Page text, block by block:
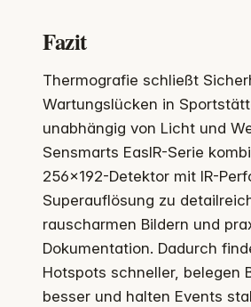
Fazit
Thermografie schließt
Wartungslücken in
unabhängig von Licht und
Sensmarts EasIR-Serie
256×192-Detektor mit IR-
Superauflösung zu
rauscharmen Bildern und
Dokumentation. Dadurch
Hotspots schneller, belegen
besser und halten Events